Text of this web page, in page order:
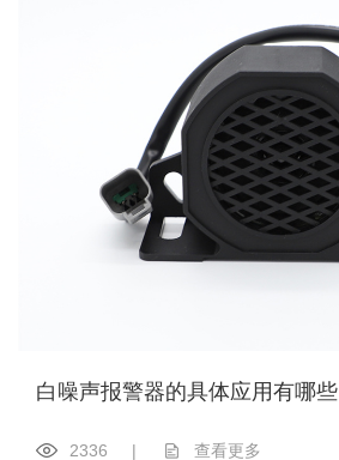
白噪声报警器的具体应用有哪些
2336 | 查看更多